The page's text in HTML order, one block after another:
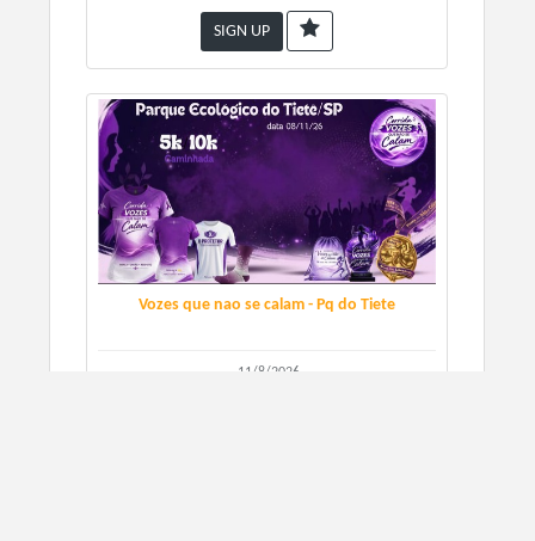
SIGN UP
Vozes que nao se calam - Pq do Tiete
11/8/2026